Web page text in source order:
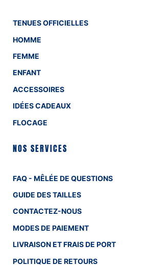
TENUES OFFICIELLES
HOMME
FEMME
ENFANT
ACCESSOIRES
IDÉES CADEAUX
FLOCAGE
NOS SERVICES
FAQ - MÊLÉE DE QUESTIONS
GUIDE DES TAILLES
CONTACTEZ-NOUS
MODES DE PAIEMENT
LIVRAISON ET FRAIS DE PORT
POLITIQUE DE RETOURS